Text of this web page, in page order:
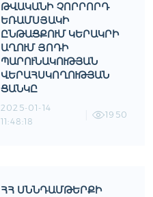
ԹՎԱԿԱՆԻ ՉՈՐՐՈՐԴ
ԵՌԱՄՍՅԱԿԻ
ԸՆԹԱՑՔՈՒՄ ԿԵՐԱԿՐԻ
ԱՂՈՒՄ ՅՈԴԻ
ՊԱՐՈՒՆԱԿՈՒԹՅԱՆ
ՎԵՐԱՀՍԿՈՂՈՒԹՅԱՆ
ՑԱՆԿԸ
2025-01-14
11:48:18
1950
ՀՀ ՍՆՆԴԱՄԹԵՐՔԻ